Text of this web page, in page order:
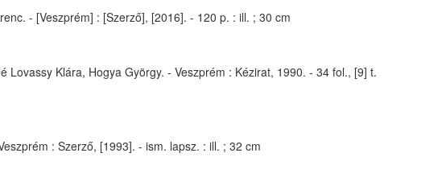
- [Veszprém] : [Szerző], [2016]. - 120 p. : ill. ; 30 cm
Klára, Hogya György. - Veszprém : Kézirat, 1990. - 34 fol., [9] t.
: Szerző, [1993]. - ism. lapsz. : ill. ; 32 cm